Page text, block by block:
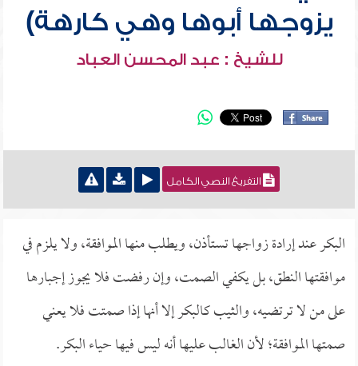
يزوجها أبوها وهي كارهة)
للشيخ : عبد المحسن العباد
التفريغ النصي الكامل
البكر عند إرادة زواجها تستأذن، ويطلب منها الموافقة، ولا يلزم في
موافقتها النطق، بل يكفي الصمت، وإن رفضت فلا يجوز إجبارها
على من لا ترتضيه، والثيب كالبكر إلا أنها إذا صمتت فلا يعني
صمتها الموافقة؛ لأن الغالب عليها أنه ليس فيها حياء البكر.